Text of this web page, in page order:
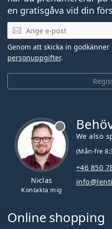
en gratisgåva vid din
Mejladress
Genom att skicka in godkänner
personuppgifter.
Niclas
Kontakta mig
We also
(Mån-fre
+46 850
Online shopping